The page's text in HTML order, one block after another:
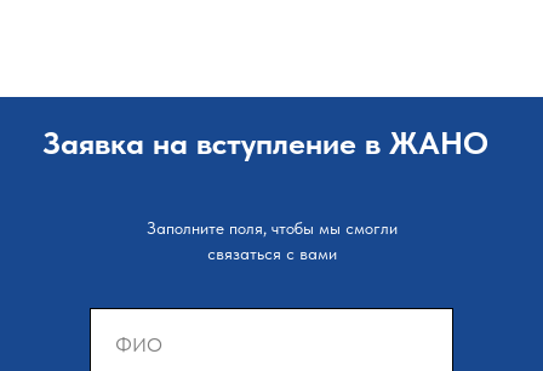
Заявка на вступление в ЖАНО
Заполните поля, чтобы мы смогли
связаться с вами